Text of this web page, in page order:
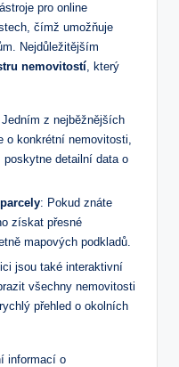
pro online
čímž umožňuje
Nejdůležitějším
nemovitostí, který
Jedním z nejběžnějších
o konkrétní nemovitosti,
detailní data o
: Pokud znáte
získat přesné
mapových podkladů.
jsou také interaktivní
všechny nemovitosti
přehled o okolních
informací o